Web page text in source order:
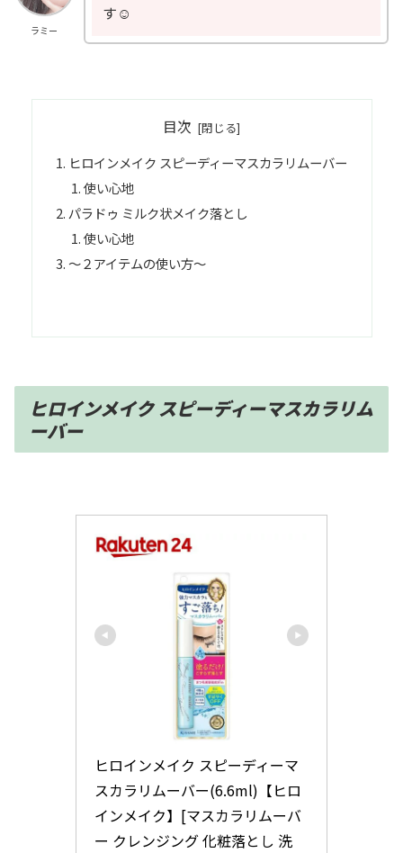
ラミー
す☺️
目次
ヒロインメイク スピーディーマスカラリムーバー
使い心地
パラドゥ ミルク状メイク落とし
使い心地
〜２アイテムの使い方〜
ヒロインメイク スピーディーマスカラリム
ーバー
ヒロインメイク スピーディーマ
スカラリムーバー(6.6ml)【ヒロ
インメイク】[マスカラリムーバ
ー クレンジング 化粧落とし 洗